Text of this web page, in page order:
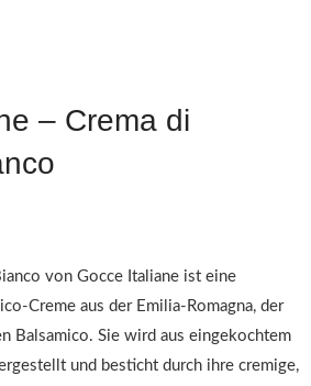
– Crema di
von Gocce Italiane ist eine
Creme aus der Emilia-Romagna, der
Balsamico. Sie wird aus eingekochtem
und besticht durch ihre cremige,